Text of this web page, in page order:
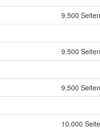
9.500 Seiten
9.500 Seiten
9.500 Seiten
10.000